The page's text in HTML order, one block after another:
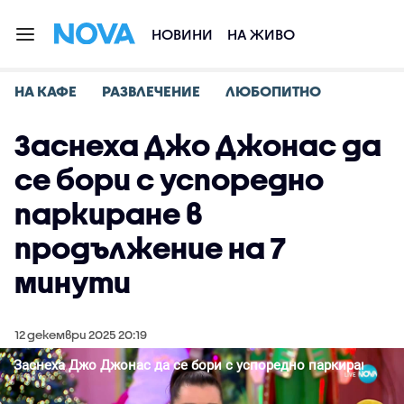
НОВИНИ НА ЖИВО
НА КАФЕ РАЗВЛЕЧЕНИЕ ЛЮБОПИТНО
Заснеха Джо Джонас да
се бори с успоредно
паркиране в
продължение на 7
минути
12 декември 2025 20:19